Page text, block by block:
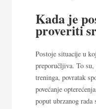
Kada je
proveriti
Postoje situacije u
preporučljiva. To su,
treninga, povratak
povećanje
poput ubrzanog